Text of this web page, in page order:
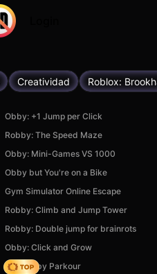
Creatividad Roblox:
Obby: +1 Jump per Click
Robby: The Speed Maze
Obby: Mini-Games VS 1000
Obby but You're on a Bike
Gym Simulator Online Escape
Robby: Climb and Jump Tower
Robby: Double jump for brainrots
Obby: Click and Grow
Your Obby Parkour